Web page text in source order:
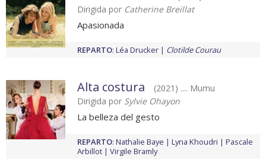
Dirigida por Catherine Breillat
Apasionada
REPARTO: Léa Drucker Clotilde Courau
Alta costura
(2021) .... Mumu
Dirigida por Sylvie Ohayon
La belleza del gesto
REPARTO: Nathalie Baye Lyna Khoudri
Pascale
Arbillot
Virgile Bramly